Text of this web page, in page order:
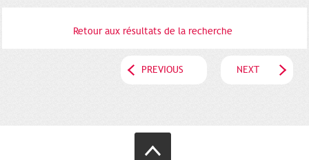
Retour aux résultats de la recherche
PREVIOUS NEXT